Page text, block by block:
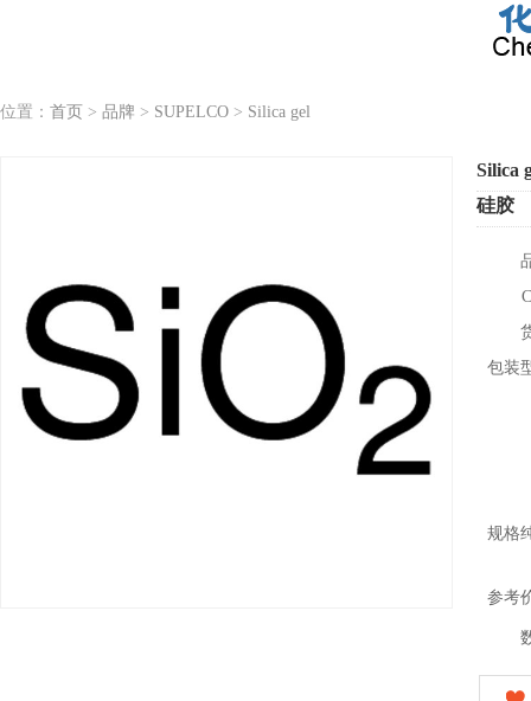
位置： 首页 > 品牌 > SUPELCO > Silica gel
Silica
硅胶
包装
规格
参考